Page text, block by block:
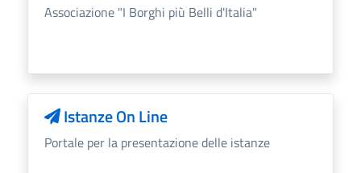
Associazione "I Borghi più Belli d'Italia"
Istanze On Line
Portale per la presentazione delle istanze